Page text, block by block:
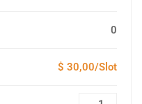
0
$ 30,00/Slot